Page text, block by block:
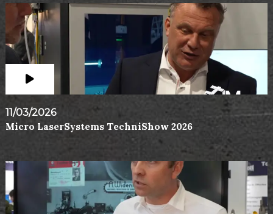
11/03/2026
Micro LaserSystems TechniShow 2026